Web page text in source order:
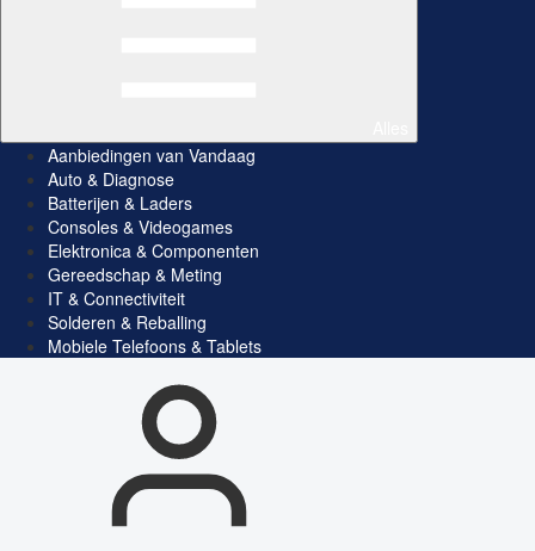
Aanbiedingen van Vandaag
Auto & Diagnose
Batterijen & Laders
Consoles & Videogames
Elektronica & Componenten
Gereedschap & Meting
IT & Connectiviteit
Solderen & Reballing
Mobiele Telefoons & Tablets